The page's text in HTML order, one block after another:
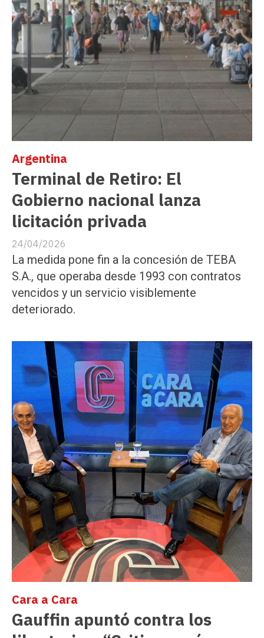
Terminal de Retiro: El
Gobierno nacional lanza
licitación privada
Argentina
24/04/2026
La medida pone fin a la concesión de TEBA
S.A., que operaba desde 1993 con contratos
vencidos y un servicio visiblemente
deteriorado.
Gauffin apuntó contra los
Cara a Cara